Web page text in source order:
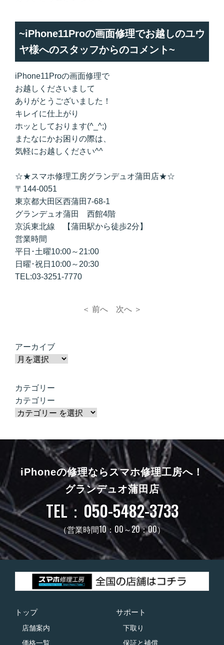
~iPhone11Proの画面修理でお越しのユウ
ヤ様へのスタッフからのコメント~
iPhone11Proの画面修理で
お越しくださいまして
ありがとうございました！
キレイに仕上がり
ホッとしております(^_^;)
またなにかお困りの際は、
気軽にお越しください^^
☆★スマホ修理工房グランデュオ蒲田店★☆
〒144-0051
東京都大田区西蒲田7-68-1
グランデュオ蒲田 西館4階
京浜東北線 【蒲田駅から徒歩2分】
営業時間
平日･土曜10:00～21:00
日曜･祝日10:00～20:30
TEL:03-3251-7770
＜ 前へ 次へ ＞
アーカイブ
カテゴリー
カテゴリー
iPhoneの修理ならスマホ修理工房へ！
グランデュオ蒲田店
TEL：050-5482-3733
（営業時間10：00～20：00）
トップ
店舗案内
価格一覧
サポート
下取り
保証と補償